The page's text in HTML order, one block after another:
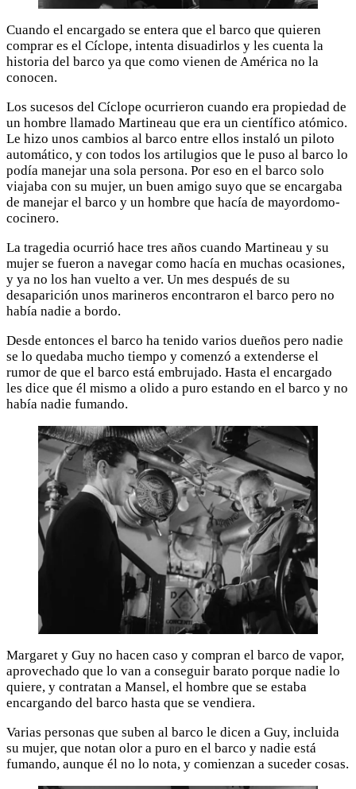
Cuando el encargado se entera que el barco que quieren
comprar es el Cíclope, intenta disuadirlos y les cuenta la
historia del barco ya que como vienen de América no la
conocen.
Los sucesos del Cíclope ocurrieron cuando era propiedad de
un hombre llamado Martineau que era un científico atómico.
Le hizo unos cambios al barco entre ellos instaló un piloto
automático, y con todos los artilugios que le puso al barco lo
podía manejar una sola persona. Por eso en el barco solo
viajaba con su mujer, un buen amigo suyo que se encargaba
de manejar el barco y un hombre que hacía de mayordomo-
cocinero.
La tragedia ocurrió hace tres años cuando Martineau y su
mujer se fueron a navegar como hacía en muchas ocasiones,
y ya no los han vuelto a ver. Un mes después de su
desaparición unos marineros encontraron el barco pero no
había nadie a bordo.
Desde entonces el barco ha tenido varios dueños pero nadie
se lo quedaba mucho tiempo y comenzó a extenderse el
rumor de que el barco está embrujado. Hasta el encargado
les dice que él mismo a olido a puro estando en el barco y no
había nadie fumando.
Margaret y Guy no hacen caso y compran el barco de vapor,
aprovechado que lo van a conseguir barato porque nadie lo
quiere, y contratan a Mansel, el hombre que se estaba
encargando del barco hasta que se vendiera.
Varias personas que suben al barco le dicen a Guy, incluida
su mujer, que notan olor a puro en el barco y nadie está
fumando, aunque él no lo nota, y comienzan a suceder cosas.